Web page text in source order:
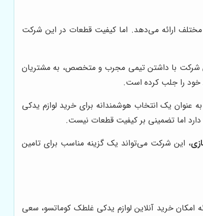
ارائه می‌دهد. اما کیفیت قطعات در این شرکت
شرکت با داشتن تیمی مجرب و متخصص، به مشتریان
خود را جلب کرده است.
یک انتخاب هوشمندانه برای خرید لوازم یدکی
دارد اما تضمینی بر کیفیت قطعات نیست.
، این شرکت می‌تواند یک گزینه مناسب برای تامین
امکان خرید آنلاین لوازم یدکی غلطک کوماتسو، سعی